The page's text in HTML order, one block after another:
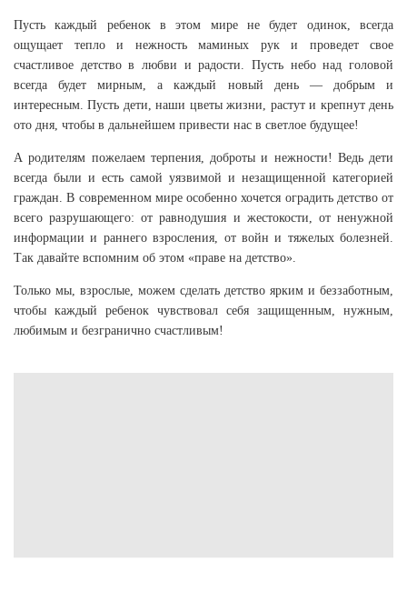
Пусть каждый ребенок в этом мире не будет одинок, всегда
ощущает тепло и нежность маминых рук и проведет свое
счастливое детство в любви и радости. Пусть небо над головой
всегда будет мирным, а каждый новый день — добрым и
интересным. Пусть дети, наши цветы жизни, растут и крепнут день
ото дня, чтобы в дальнейшем привести нас в светлое будущее!
А родителям пожелаем терпения, доброты и нежности! Ведь дети
всегда были и есть самой уязвимой и незащищенной категорией
граждан. В современном мире особенно хочется оградить детство от
всего разрушающего: от равнодушия и жестокости, от ненужной
информации и раннего взросления, от войн и тяжелых болезней.
Так давайте вспомним об этом «праве на детство».
Только мы, взрослые, можем сделать детство ярким и беззаботным,
чтобы каждый ребенок чувствовал себя защищенным, нужным,
любимым и безгранично счастливым!